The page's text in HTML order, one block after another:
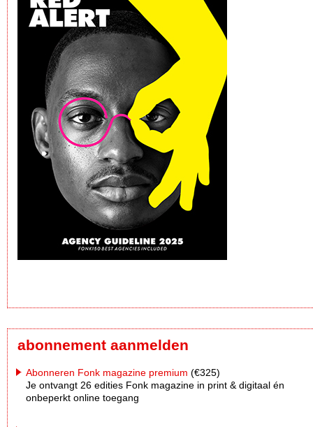
abonnement aanmelden
Abonneren Fonk magazine premium (€325)
Je ontvangt 26 edities Fonk magazine in print & digitaal én
onbeperkt online toegang